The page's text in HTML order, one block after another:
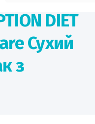
DIET
Сухий
з